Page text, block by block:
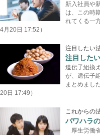
新入社員や
は、この時
れてくる一
4月20日 17:52）
注目したい
注目した
遺伝子組換
が、遺伝子
まとめま
20日 17:49）
これからの
パワハラ
厚生労働